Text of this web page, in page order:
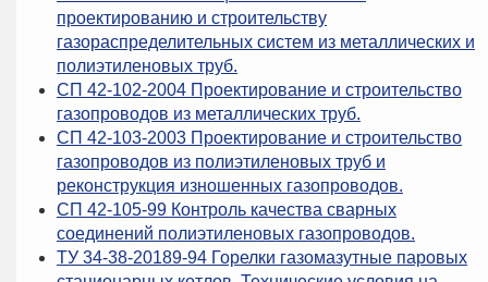
проектированию и строительству
газораспределительных систем из металлических и
полиэтиленовых труб.
СП 42-102-2004 Проектирование и строительство
газопроводов из металлических труб.
СП 42-103-2003 Проектирование и строительство
газопроводов из полиэтиленовых труб и
реконструкция изношенных газопроводов.
СП 42-105-99 Контроль качества сварных
соединений полиэтиленовых газопроводов.
ТУ 34-38-20189-94 Горелки газомазутные паровых